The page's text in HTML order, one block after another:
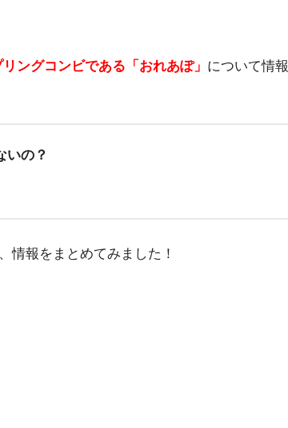
ングコンビである「おれあぽ」 について情報
いの？
情報をまとめてみました！